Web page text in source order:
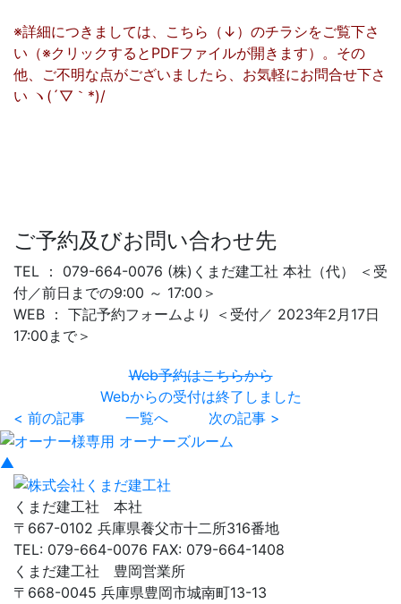
※詳細につきましては、こちら（↓）のチラシをご覧下さ
い（※クリックするとPDFファイルが開きます）。その
他、ご不明な点がございましたら、お気軽にお問合せ下さ
い ヽ(´▽｀*)/
ご予約及びお問い合わせ先
TEL ： 079-664-0076 (株)くまだ建工社 本社（代） ＜受
付／前日までの9:00 ～ 17:00＞
WEB ： 下記予約フォームより ＜受付／ 2023年2月17日
17:00まで＞
Web予約はこちらから
Webからの受付は終了しました
< 前の記事
一覧へ 次の記事 >
▲
くまだ建工社 本社
〒667-0102 兵庫県養父市十二所316番地
TEL: 079-664-0076 FAX: 079-664-1408
くまだ建工社 豊岡営業所
〒668-0045 兵庫県豊岡市城南町13-13